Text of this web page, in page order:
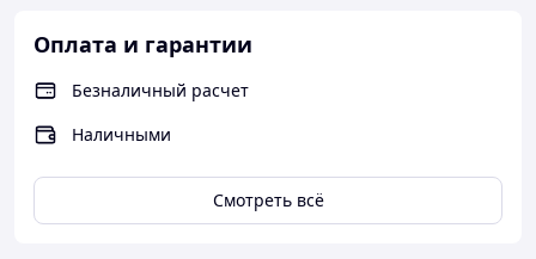
Оплата и гарантии
Безналичный расчет
Наличными
Смотреть всё